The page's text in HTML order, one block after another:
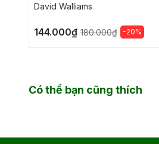
David Walliams
144.000₫ 180.000₫ -20%
Có thể bạn cũng thích